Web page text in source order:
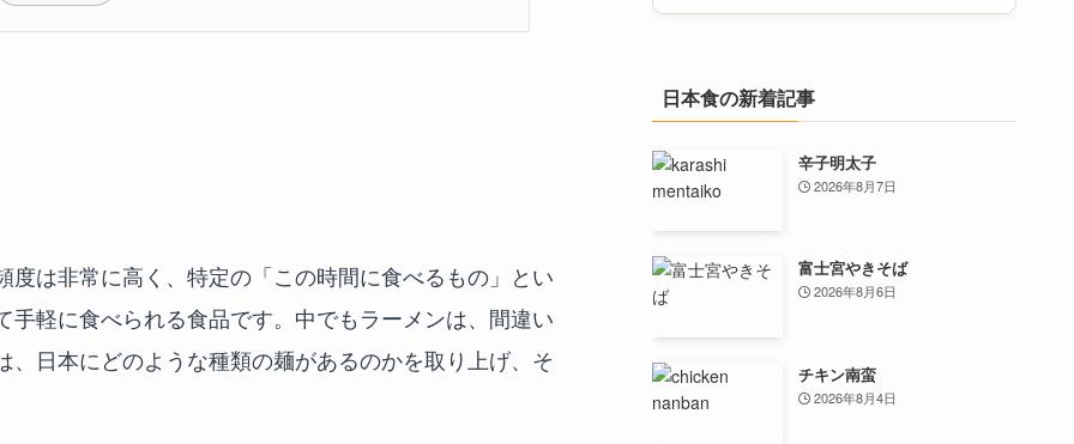
は非常に高く、特定の「この時間に食べるもの」とい
軽に食べられる食品です。中でもラーメンは、間違い
日本にどのような種類の麺があるのかを取り上げ、そ
日本食の新着記事
辛子明太子
2026年8月7日
富士宮やきそば
2026年8月6日
チキン南蛮
2026年8月4日